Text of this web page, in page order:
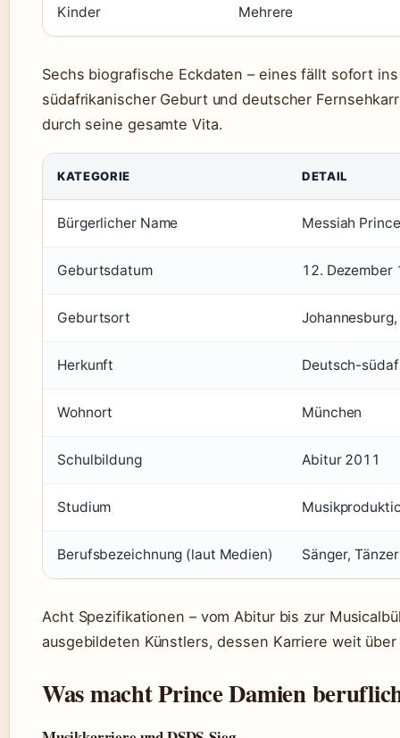
Kinder Mehrere
Sechs biografische Eckdaten – eines fällt sofort
südafrikanischer Geburt und deutscher
durch seine gesamte Vita.
KATEGORIE DETAIL
Bürgerlicher Name Messiah
Geburtsdatum 12. Dezember
Geburtsort
Herkunft Deutsch-
Wohnort München
Schulbildung Abitur 2011
Studium
Berufsbezeichnung (laut Medien) Sänger,
Acht Spezifikationen – vom Abitur bis zur
ausgebildeten Künstlers, dessen Karriere weit
Was macht Prince Damien